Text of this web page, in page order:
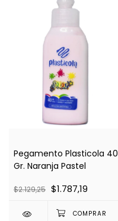
Pegamento Plasticola 40
Gr. Naranja Pastel
$2.129,25 $1.787,19